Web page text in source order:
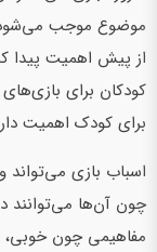
موضوع موجب می‌شود
از پیش اهمیت پیدا
کودکان برای
برای کودک اهمیت
اسباب بازی می‌تواند
چون آن‌ها می‌توانند
مفاهیمی چون خوبی،